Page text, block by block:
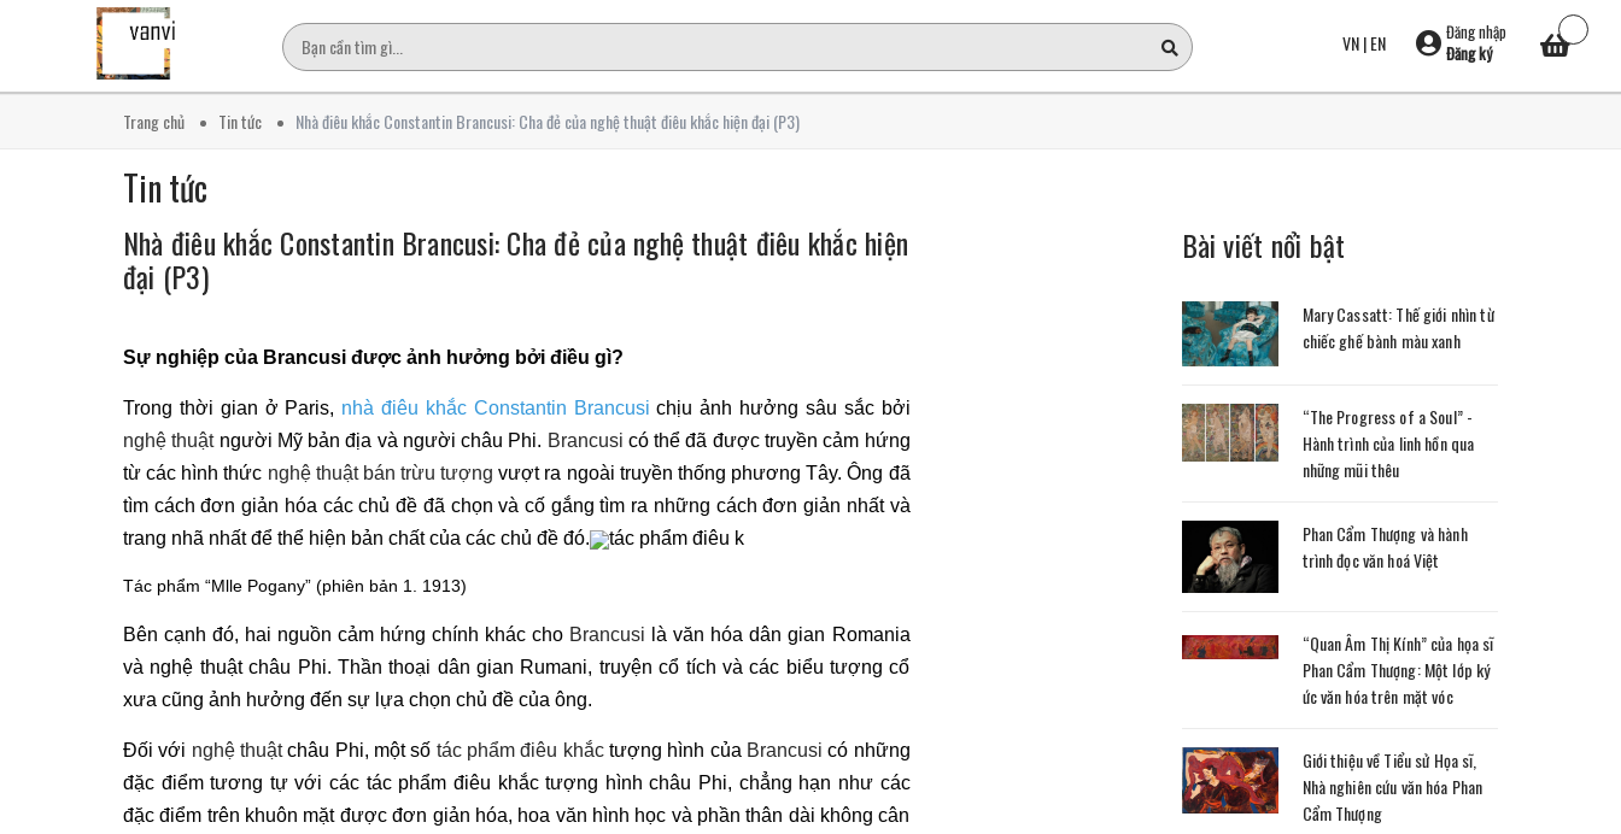
VN|EN
Đăng nhập
Đăng ký
Trang chủ Tin tức Nhà điêu khắc Constantin Brancusi: Cha đẻ của nghệ thuật điêu khắc hiện đại (P3)
Tin tức
Nhà điêu khắc Constantin Brancusi: Cha đẻ của nghệ thuật điêu khắc hiện
đại (P3)
Sự nghiệp của Brancusi được ảnh hưởng bởi điều gì?
Trong thời gian ở Paris, nhà điêu khắc Constantin Brancusi chịu ảnh hưởng sâu sắc bởi
nghệ thuậtngười Mỹ bản địa và người châu Phi. Brancusi có thể đã được truyền cảm hứng
từ các hình thức nghệ thuật bán trừu tượng vượt ra ngoài truyền thống phương Tây. Ông đã
tìm cách đơn giản hóa các chủ đề đã chọn và cố gắng tìm ra những cách đơn giản nhất và
trang nhã nhất để thể hiện bản chất của các chủ đề đó.
tác phẩm điêu k
Tác phẩm “Mlle Pogany” (phiên bản 1. 1913)
Bên cạnh đó, hai nguồn cảm hứng chính khác cho Brancusi là văn hóa dân gian Romania
và nghệ thuật châu Phi. Thần thoại dân gian Rumani, truyện cổ tích và các biểu tượng cổ
xưa cũng ảnh hưởng đến sự lựa chọn chủ đề của ông.
Đối với nghệ thuậtchâu Phi, một số tác phẩm điêu khắctượng hình của Brancusi có những
đặc điểm tương tự với các tác phẩm điêu khắc tượng hình châu Phi, chẳng hạn như các
đặc điểm trên khuôn mặt được đơn giản hóa, hoa văn hình học và phần thân dài không cân
Bài viết nổi bật
Mary Cassatt: Thế giới nhìn từ
chiếc ghế bành màu xanh
“The Progress of a Soul” -
Hành trình của linh hồn qua
những mũi thêu
Phan Cẩm Thượng và hành
trình đọc văn hoá Việt
“Quan Âm Thị Kính” của họa sĩ
Phan Cẩm Thượng: Một lớp ký
ức văn hóa trên mặt vóc
Giới thiệu về Tiểu sử Họa sĩ,
Nhà nghiên cứu văn hóa Phan
Cẩm Thượng